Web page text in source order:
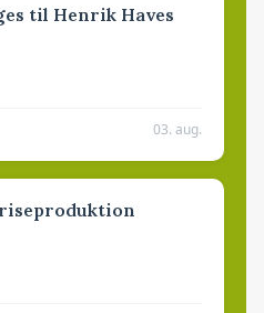
til Henrik Haves
03. aug.